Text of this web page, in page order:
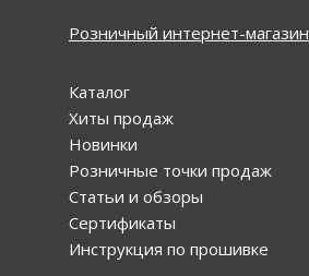
Розничный интернет-магазин
Каталог
Хиты продаж
Новинки
Розничные точки продаж
Статьи и обзоры
Сертификаты
Инструкция по прошивке